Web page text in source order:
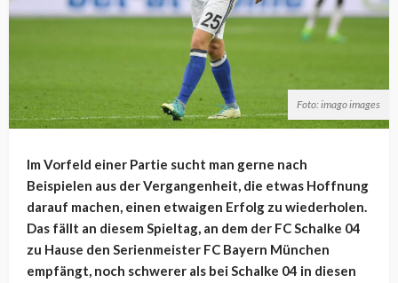
Foto: imago images
Im Vorfeld einer Partie sucht man gerne nach
Beispielen aus der Vergangenheit, die etwas Hoffnung
darauf machen, einen etwaigen Erfolg zu wiederholen.
Das fällt an diesem Spieltag, an dem der FC Schalke 04
zu Hause den Serienmeister FC Bayern München
empfängt, noch schwerer als bei Schalke 04 in diesen